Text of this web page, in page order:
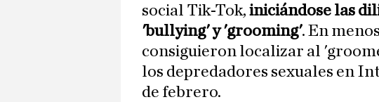
social Tik-Tok, iniciándose las
'bullying' y 'grooming'. En
consiguieron localizar al
los depredadores sexuales en
de febrero.